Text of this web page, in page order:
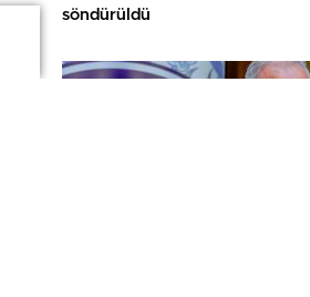
söndürüldü